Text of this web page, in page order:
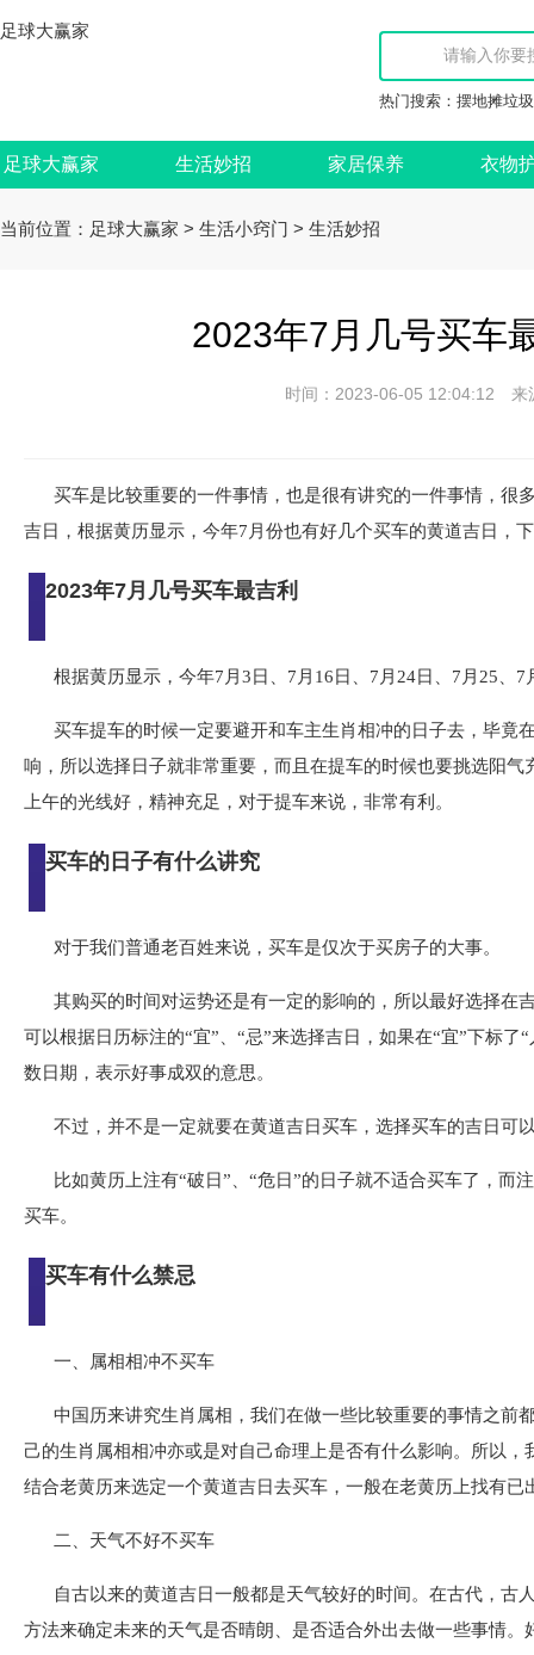
足球大赢家
热门搜索： 摆地摊垃
足球大赢家 生活妙招 家居保养 衣物
当前位置： 足球大赢家 > 生活小窍门 > 生活妙招
2023年7月几号买车
时间：2023-06-05 12:04:12
买车是比较重要的一件事情，也是很有讲究的一件事情，很
吉日，根据黄历显示，今年7月份也有好几个买车的黄道吉日，
2023年7月几号买车最吉利
根据黄历显示，今年7月3日、7月16日、7月24日、7月25、
买车提车的时候一定要避开和车主生肖相冲的日子去，毕竟
响，所以选择日子就非常重要，而且在提车的时候也要挑选阳
上午的光线好，精神充足，对于提车来说，非常有利。
买车的日子有什么讲究
对于我们普通老百姓来说，买车是仅次于买房子的大事。
其购买的时间对运势还是有一定的影响的，所以最好选择在
可以根据日历标注的“宜”、“忌”来选择吉日，如果在“宜”下标
数日期，表示好事成双的意思。
不过，并不是一定就要在黄道吉日买车，选择买车的吉日可
比如黄历上注有“破日”、“危日”的日子就不适合买车了，而
买车。
买车有什么禁忌
一、属相相冲不买车
中国历来讲究生肖属相，我们在做一些比较重要的事情之前
己的生肖属相相冲亦或是对自己命理上是否有什么影响。所以
结合老黄历来选定一个黄道吉日去买车，一般在老黄历上找有
二、天气不好不买车
自古以来的黄道吉日一般都是天气较好的时间。在古代，古
方法来确定未来的天气是否晴朗、是否适合外出去做一些事情